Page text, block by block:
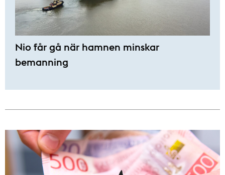
Nio får gå när hamnen minskar
bemanning